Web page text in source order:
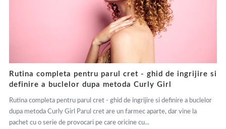
Rutina completa pentru parul cret - ghid de ingrijire si
definire a buclelor dupa metoda Curly Girl
Rutina completa pentru parul cret - ghid de ingrijire si definire a buclelor
dupa metoda Curly Girl Parul cret are un farmec aparte, dar vine la
pachet cu o serie de provocari pe care oricine cu...